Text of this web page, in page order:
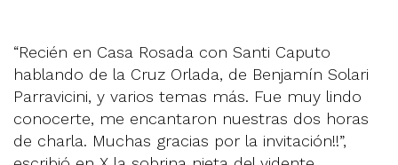
“Recién en Casa Rosada con Santi Caputo
hablando de la Cruz Orlada, de Benjamín Solari
Parravicini, y varios temas más. Fue muy lindo
conocerte, me encantaron nuestras dos horas
de charla. Muchas gracias por la invitación!!”,